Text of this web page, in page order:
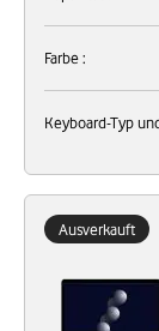
Farbe :
Keyboard-Typ
Ausverkauft